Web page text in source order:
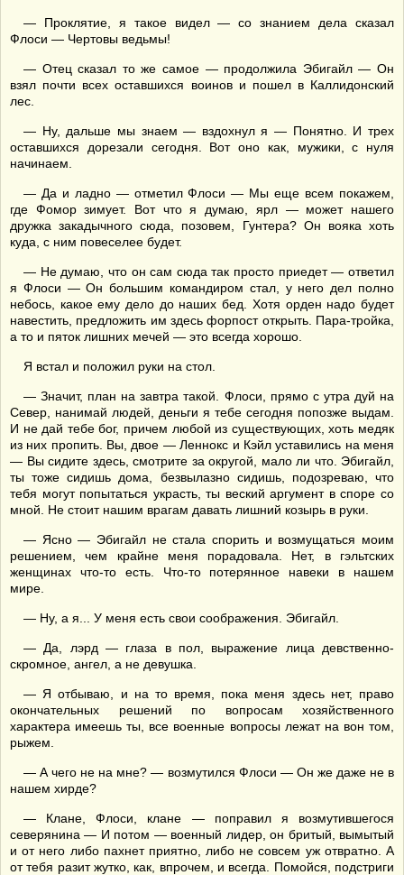
— Проклятие, я такое видел — со знанием дела сказал
Флоси — Чертовы ведьмы!
— Отец сказал то же самое — продолжила Эбигайл — Он
взял почти всех оставшихся воинов и пошел в Каллидонский
лес.
— Ну, дальше мы знаем — вздохнул я — Понятно. И трех
оставшихся дорезали сегодня. Вот оно как, мужики, с нуля
начинаем.
— Да и ладно — отметил Флоси — Мы еще всем покажем,
где Фомор зимует. Вот что я думаю, ярл — может нашего
дружка закадычного сюда, позовем, Гунтера? Он вояка хоть
куда, с ним повеселее будет.
— Не думаю, что он сам сюда так просто приедет — ответил
я Флоси — Он большим командиром стал, у него дел полно
небось, какое ему дело до наших бед. Хотя орден надо будет
навестить, предложить им здесь форпост открыть. Пара-тройка,
а то и пяток лишних мечей — это всегда хорошо.
Я встал и положил руки на стол.
— Значит, план на завтра такой. Флоси, прямо с утра дуй на
Север, нанимай людей, деньги я тебе сегодня попозже выдам.
И не дай тебе бог, причем любой из существующих, хоть медяк
из них пропить. Вы, двое — Леннокс и Кэйл уставились на меня
— Вы сидите здесь, смотрите за округой, мало ли что. Эбигайл,
ты тоже сидишь дома, безвылазно сидишь, подозреваю, что
тебя могут попытаться украсть, ты веский аргумент в споре со
мной. Не стоит нашим врагам давать лишний козырь в руки.
— Ясно — Эбигайл не стала спорить и возмущаться моим
решением, чем крайне меня порадовала. Нет, в гэльтских
женщинах что-то есть. Что-то потерянное навеки в нашем
мире.
— Ну, а я... У меня есть свои соображения. Эбигайл.
— Да, лэрд — глаза в пол, выражение лица девственно-
скромное, ангел, а не девушка.
— Я отбываю, и на то время, пока меня здесь нет, право
окончательных решений по вопросам хозяйственного
характера имеешь ты, все военные вопросы лежат на вон том,
рыжем.
— А чего не на мне? — возмутился Флоси — Он же даже не в
нашем хирде?
— Клане, Флоси, клане — поправил я возмутившегося
северянина — И потом — военный лидер, он бритый, вымытый
и от него либо пахнет приятно, либо не совсем уж отвратно. А
от тебя разит жутко, как, впрочем, и всегда. Помойся, подстриги